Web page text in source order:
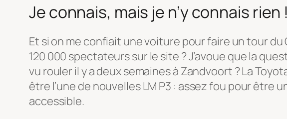
Je connais, mais je n’y connais rien !
Et si on me confiait une voiture pour faire un tour
120 000 spectateurs sur le site ? J’avoue que la
vu rouler il y a deux semaines à Zandvoort ? La
être l’une de nouvelles LM P3 : assez fou pour être
accessible.